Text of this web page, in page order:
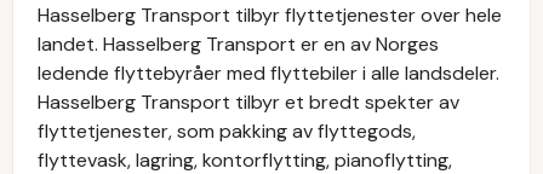
Hasselberg Transport tilbyr flyttetjenester over hele
landet. Hasselberg Transport er en av Norges
ledende flyttebyråer med flyttebiler i alle landsdeler.
Hasselberg Transport tilbyr et bredt spekter av
flyttetjenester, som pakking av flyttegods,
flyttevask, lagring, kontorflytting, pianoflytting,